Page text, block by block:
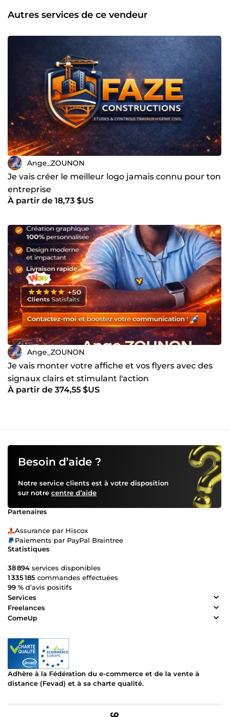
Autres services de ce vendeur
Ange_ZOUNON
Je vais créer le meilleur logo jamais connu pour ton
entreprise
À partir de 18,73 $US
Ange_ZOUNON
Je vais monter votre affiche et vos flyers avec des
signaux clairs et stimulant l'action
À partir de 374,55 $US
Besoin d’aide ?
Notre service clients est à votre disposition
sur notre centre d’aide
Partenaires
Assurance par Hiscox
Paiements par PayPal Braintree
Statistiques
38 894 services disponibles
1 335 185 commandes effectuées
99 % d’avis positifs
Services
Freelances
ComeUp
Adhère à la Fédération du e-commerce et de la vente à
distance (Fevad) et à sa charte qualité.